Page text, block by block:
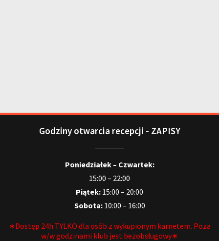
Godziny otwarcia recepcji - ZAPISY
Poniedziałek – Czwartek:
15:00 – 22:00
Piątek: 15:00 – 20:00
Sobota:10:00 – 16:00
∗Dostęp 24h TYLKO dla osób z wykupionym karnetem. Poza
w/w godzinami klub jest bezobsługowy∗